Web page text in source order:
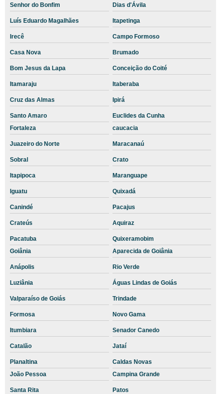
Laboratório veterinário terceirizado em são paulo
Laboratório veterinário terceirizado para exames
Laudo raio x veterinário
Preço exames veterinários
Serviço de Teleatendimento Veterinário
Serviço de Telemedicina Veterinária
Serviço de Teleorientação Veterinária
Teleatendimento Veterinário sp
Telemedicina veterinária
Telemedicina Veterinária sp
Teleorientação veterinária
Teleorientação Veterinária sp
Telerradiologia veterinária
Terceirização de Análises Veterinárias
Terceirização de Diagnósticos Veterinários
Terceirização de Exames Básicos Veterinários
Terceirização de Clínica Veterinária
Terceirização de exames laboratoriais
Terceirização de Exames Veterinários
Terceirização de laboratório veterinário
Senhor do Bonfim Dias d'Ávila
Luís Eduardo Magalhães Itapetinga
Irecê Campo Formoso
Casa Nova Brumado
Bom Jesus da Lapa Conceição do Coité
Itamaraju Itaberaba
Cruz das Almas Ipirá
Santo Amaro
Euclides da Cunha
Fortaleza
caucacia
Juazeiro do Norte Maracanaú
Sobral Crato
Itapipoca Maranguape
Iguatu Quixadá
Canindé Pacajus
Crateús Aquiraz
Pacatuba
Quixeramobim
Goiânia
Aparecida de Goiânia
Anápolis Rio Verde
Luziânia Águas Lindas de Goiás
Valparaíso de Goiás Trindade
Formosa Novo Gama
Itumbiara Senador Canedo
Catalão Jataí
Planaltina
Caldas Novas
João Pessoa
Campina Grande
Santa Rita Patos